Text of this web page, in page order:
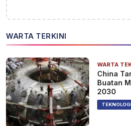
WARTA TERKINI
WARTA
China
Buatan
2030